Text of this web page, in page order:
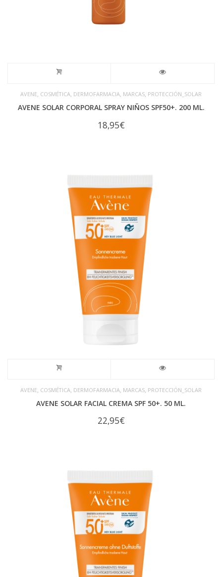
AVENE, COSMÉTICA, DERMOFARMACIA, MARCAS, PROTECCIÓN_SOLAR
AVENE SOLAR CORPORAL SPRAY NIÑOS SPF50+. 200 ML.
18,95€
AVENE COSMÉTICA DERMOFARMACIA MARCAS PROTECCIÓN_SOLAR
AVENE SOLAR FACIAL CREMA SPF 50+. 50 ML.
22,95€